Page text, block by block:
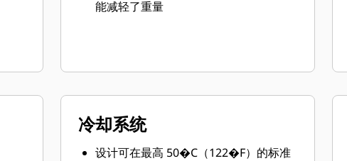
能减轻了重量
冷却系统
设计可在最高 50�C（122�F）的标准